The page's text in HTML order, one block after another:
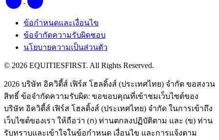
ข้อกำหนดและเงื่อนไข
ข้อจำกัดความรับผิดชอบ
นโยบายความเป็นส่วนตัว
© 2026 EQUITIESFIRST. All Rights Reserved.
2026 บริษัท อิควิตี้ส์ เฟิร์ส โฮลดิ้งส์ (ประเทศไทย) จำกัด ขอสงวน
สิทธิ์ ข้อจำกัดความรับผิด: ขอขอบคุณที่เข้าชมเว็บไซต์ของ
บริษัท อิควิตี้ส์ เฟิร์ส โฮลดิ้งส์ (ประเทศไทย) จำกัด ในการเข้าถึง
เว็บไซต์ของเรา ให้ถือว่า (ก) ท่านตกลงปฏิบัติตาม และ (ข) ท่าน
รับทราบและเข้าใจในข้อกำหนด เงื่อนไข และการแจ้งตาม